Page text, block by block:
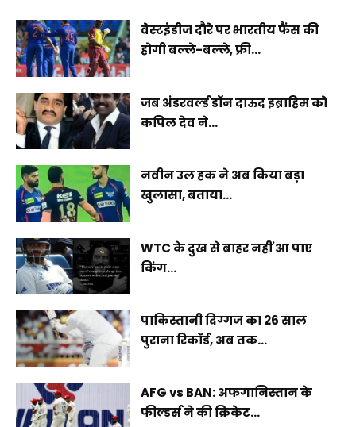
वेस्टइंडीज दौरे पर भारतीय फैंस की
होगी बल्ले-बल्ले, फ्री...
जब अंडरवर्ल्ड डॉन दाऊद इब्राहिम को
कपिल देव ने...
नवीन उल हक ने अब किया बड़ा
खुलासा, बताया...
WTC के दुख से बाहर नहीं आ पाए
किंग...
पाकिस्तानी दिग्गज का 26 साल
पुराना रिकॉर्ड, अब तक...
AFG vs BAN: अफगानिस्तान के
फील्डर्स ने की क्रिकेट...